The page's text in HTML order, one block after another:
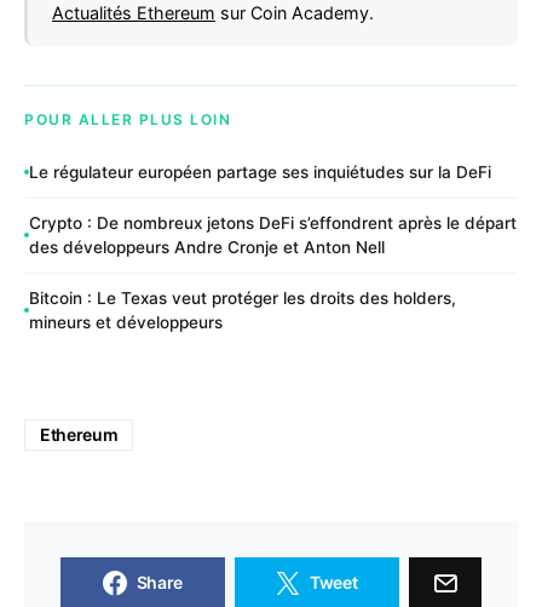
Actualités Ethereum sur Coin Academy.
POUR ALLER PLUS LOIN
Le régulateur européen partage ses inquiétudes sur la DeFi
Crypto : De nombreux jetons DeFi s’effondrent après le départ
des développeurs Andre Cronje et Anton Nell
Bitcoin : Le Texas veut protéger les droits des holders,
mineurs et développeurs
Ethereum
Share Tweet